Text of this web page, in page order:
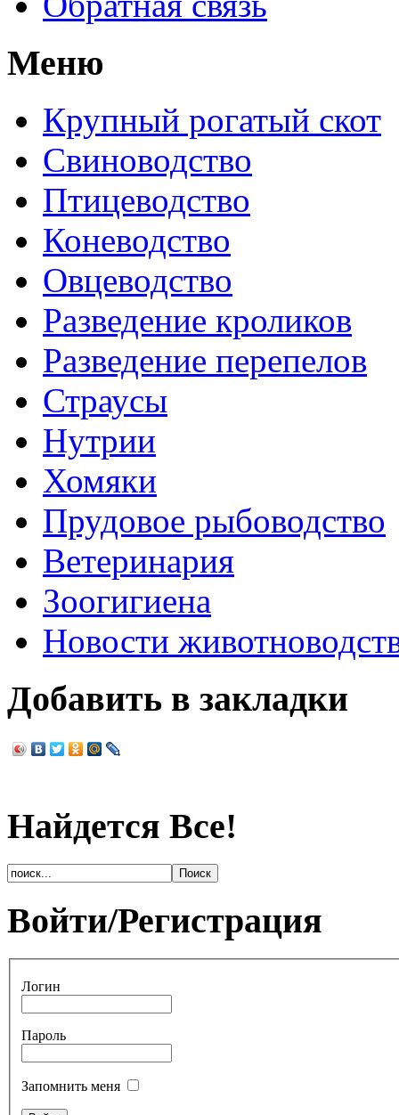
Меню
Крупный рогатый скот
Свиноводство
Птицеводство
Коневодство
Овцеводство
Разведение кроликов
Разведение перепелов
Страусы
Нутрии
Хомяки
Прудовое рыбоводство
Ветеринария
Зоогигиена
Новости
Добавить в закладки
Найдется Все!
Войти/Регистрация
Логин
Пароль
Запомнить меня